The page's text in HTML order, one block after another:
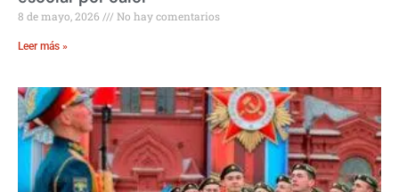
8 de mayo, 2026 No hay comentarios
Leer más »